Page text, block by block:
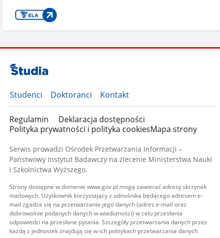
Studenci Doktoranci Kontakt
Regulamin
Deklaracja dostępności
Polityka prywatności i polityka cookiesMapa strony
Serwis prowadzi Ośrodek Przetwarzania Informacji –
Państwowy Instytut Badawczy na zlecenie Ministerstwa Nauki
i Szkolnictwa Wyższego.
Strony dostępne w domenie www.gov.pl mogą zawierać adresy skrzynek
mailowych. Użytkownik korzystający z odnośnika będącego adresem e-
mail zgadza się na przetwarzanie jego danych (adres e-mail oraz
dobrowolnie podanych danych w wiadomości) w celu przesłania
odpowiedzi na przesłane pytania. Szczegóły przetwarzania danych przez
każdą z jednostek znajdują się w ich politykach przetwarzania danych